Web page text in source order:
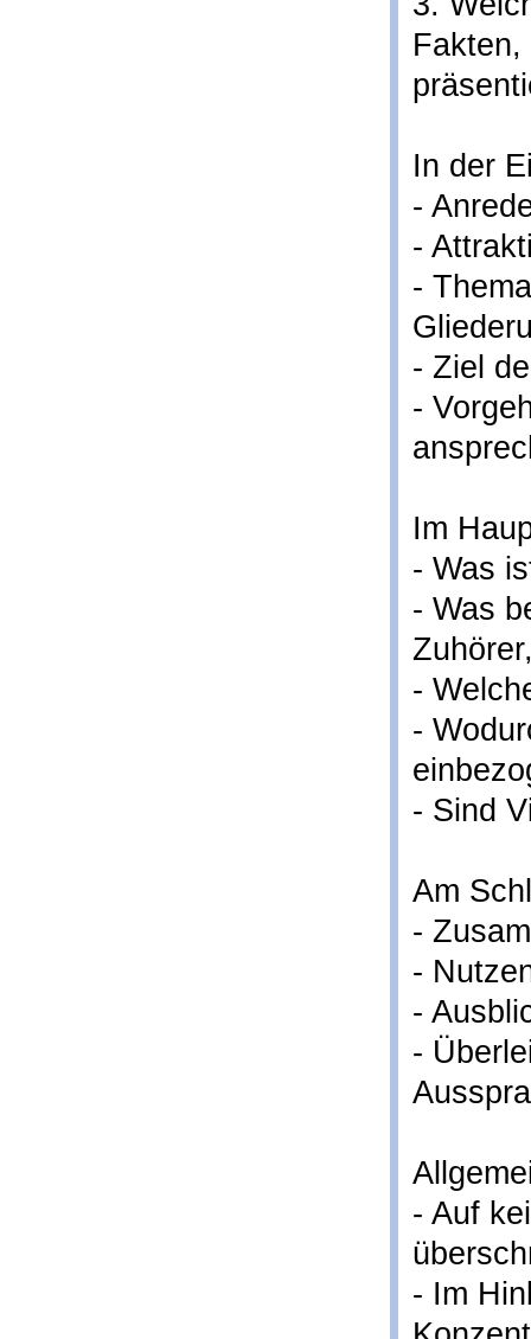
In der
-
-
-
- Ziel
-
Im
- Was
- Was
-
-
- Sind
Am
-
-
-
-
- Auf
- Im